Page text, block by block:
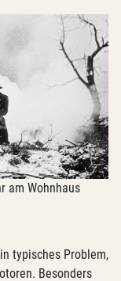
am Wohnhaus
typisches Problem,
Besonders